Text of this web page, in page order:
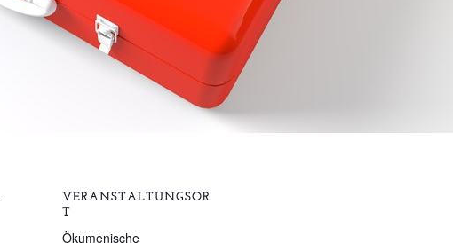
VERANSTALTUNGSOR
T
Ökumenische